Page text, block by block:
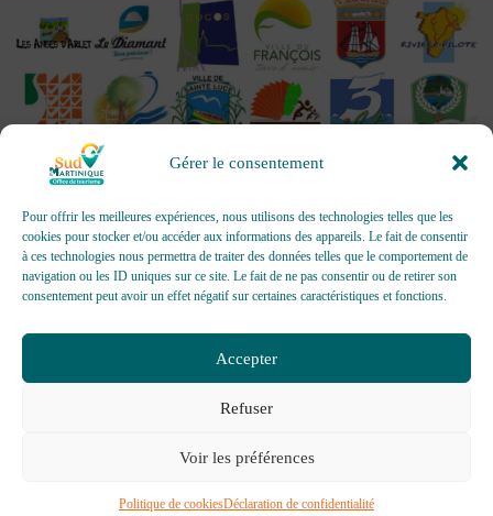
Gérer le consentement
Pour offrir les meilleures expériences, nous utilisons des technologies telles que les
cookies pour stocker et/ou accéder aux informations des appareils. Le fait de consentir
à ces technologies nous permettra de traiter des données telles que le comportement de
navigation ou les ID uniques sur ce site. Le fait de ne pas consentir ou de retirer son
consentement peut avoir un effet négatif sur certaines caractéristiques et fonctions.
Accepter
Refuser
Voir les préférences
Politique de cookiesDéclaration de confidentialité
OFFICES DE TOURISME - Pour les activités d’accueil,
d’information, de promotion/communication, de création et gestion
d’événements